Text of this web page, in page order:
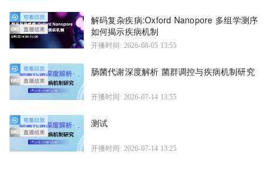
解码复杂疾病:Oxford Nanopore 多组学测序
如何揭示疾病机制
开播时间: 2026-08-05 13:55
肠菌代谢深度解析 菌群调控与疾病机制研究
开播时间: 2026-07-14 13:55
测试
开播时间: 2026-07-14 13:25